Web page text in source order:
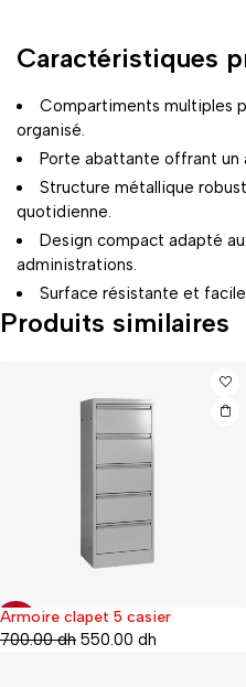
Caractéristiques
Compartiments multiples
organisé.
Porte abattante offrant un
Structure métallique
quotidienne.
Design compact adapté
administrations.
Surface résistante et
Produits similaires
21%
Armoire clapet 5 casier
700.00dh 550.00 dh